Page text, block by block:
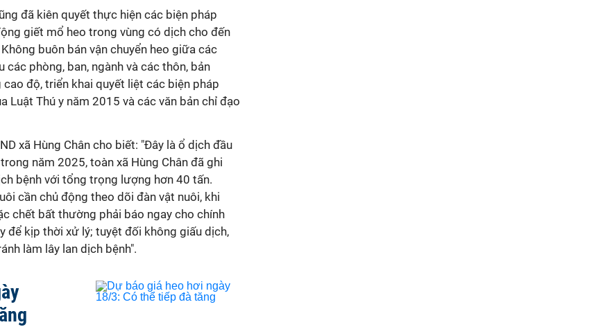
đã kiên quyết thực hiện các biện pháp
giết mổ heo trong vùng có dịch cho đến
buôn bán vận chuyển heo giữa các
các phòng, ban, ngành và các thôn, bản
độ, triển khai quyết liệt các biện pháp
Luật Thú y năm 2015 và các văn bản chỉ đạo
xã Hùng Chân cho biết: "Đây là ổ dịch đầu
năm 2025, toàn xã Hùng Chân đã ghi
bệnh với tổng trọng lượng hơn 40 tấn.
cần chủ động theo dõi đàn vật nuôi, khi
chết bất thường phải báo ngay cho chính
để kịp thời xử lý; tuyệt đối không giấu dịch,
làm lây lan dịch bệnh".